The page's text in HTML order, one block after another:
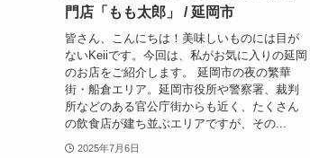
門店「もも太郎」 / 延岡市
皆さん、こんにちは！美味しいものには目が
ないKeiiです。今回は、私がお気に入りの延岡
のお店をご紹介します。 延岡市の夜の繁華
街・船倉エリア。延岡市役所や警察署、裁判
所などのある官公庁街からも近く、たくさん
の飲食店が建ち並ぶエリアですが、その...
2025年7月6日